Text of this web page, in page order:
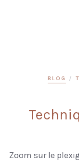
BLOG /
Zoom sur le